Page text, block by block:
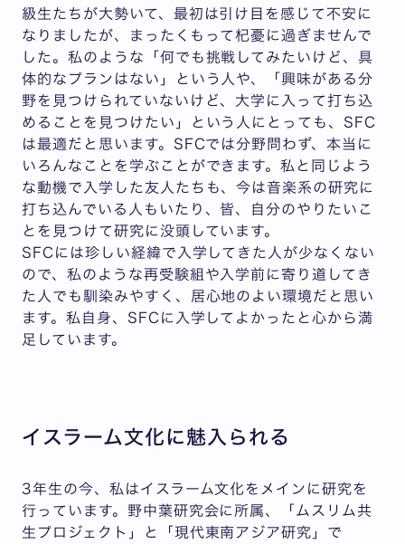
級生たちが大勢いて、最初は引け目を感じて不安に
なりましたが、まったくもって杞憂に過ぎませんで
した。私のような「何でも挑戦してみたいけど、具
体的なプランはない」という人や、「興味がある分
野を見つけられていないけど、大学に入って打ち込
めることを見つけたい」という人にとっても、SFC
は最適だと思います。SFCでは分野問わず、本当に
いろんなことを学ぶことができます。私と同じよう
な動機で入学した友人たちも、今は音楽系の研究に
打ち込んでいる人もいたり、皆、自分のやりたいこ
とを見つけて研究に没頭しています。
SFCには珍しい経緯で入学してきた人が少なくない
ので、私のような再受験組や入学前に寄り道してき
た人でも馴染みやすく、居心地のよい環境だと思い
ます。私自身、SFCに入学してよかったと心から満
足しています。
イスラーム文化に魅入られる
3年生の今、私はイスラーム文化をメインに研究を
行っています。野中葉研究会に所属、「ムスリム共
生プロジェクト」と「現代東南アジア研究」で